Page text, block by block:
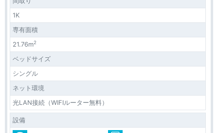
1K
専有面積
21.76m2
ベッドサイズ
シングル
ネット環境
光LAN接続（WIFIルーター無料）
設備